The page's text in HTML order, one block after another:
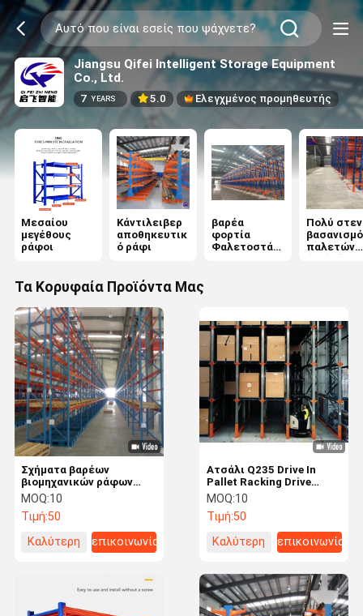
Jiangsu Qifei Intelligent Storage Equipment
Co., Ltd.
7 YEARS 5.0 Ελεγχμένος προμηθευτής
Μεσαίου
μεγέθους
ράφοι
Κάντιλειβερ
αποθηκευτικ
ό ράφι
βαρέα
φορτία
Φαλετοστάσι
Πολύ
παλετών
Τα Κορυφαία Προϊόντα Μας
Σχήματα βαρέων
βιομηχανικών ράφων
Χάλυβα ράφι παλέτας
1000-4000kg
χωρητικότητα βάρους
MOQ:10
Τιμή:50
Καλύτερη
επικοινωνία
Ατσάλι Q235 Drive In
Pallet Racking Drive
Through Racking
συμβατό με ανεμοφόρικα
MOQ:10
Τιμή:50
Καλύτερη
επικοινωνία